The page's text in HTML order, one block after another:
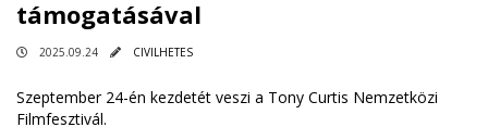
támogatásával
2025.09.24 CIVILHETES
Szeptember 24-én kezdetét veszi a Tony Curtis Nemzetközi
Filmfesztivál.